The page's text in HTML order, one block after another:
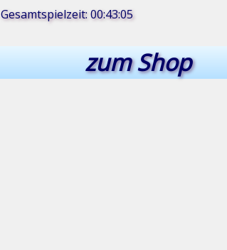
Gesamtspielzeit: 00:43:05
zum Shop